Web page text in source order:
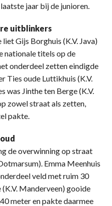
jaar bij de junioren.
uitblinkers
Gijs Borghuis (K.V. Java)
nationale titels op de
onderdeel zetten eindigde
Ties oude Luttikhuis (K.V.
was Jinthe ten Berge (K.V.
zowel straat als zetten,
pakte.
de overwinning op straat
Emma Meenhuis
veld met ruim 30
Manderveen) gooide
meter en pakte daarmee